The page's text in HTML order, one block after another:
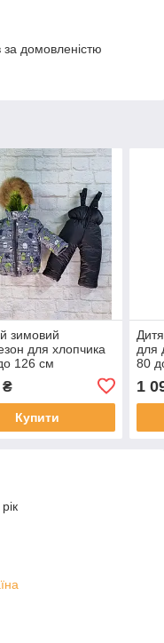
домовленістю
зимовий
для хлопчика
126 см
Купити
для
80
1